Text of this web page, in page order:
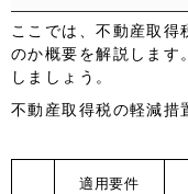
ここでは、不動産取得
のか概要を解説します
しましょう。
不動産取得税の軽減措
適用要件